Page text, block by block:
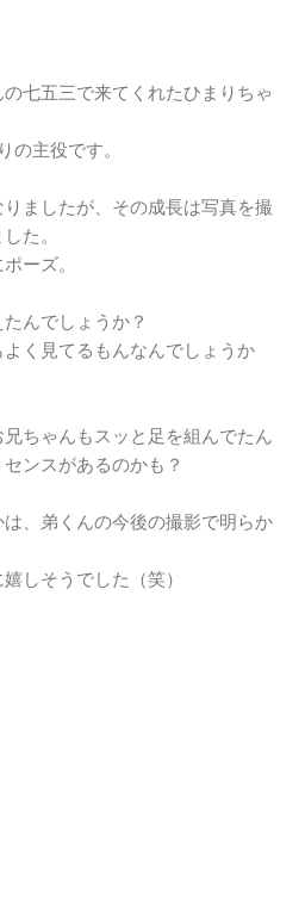
七五三で来てくれたひまりちゃ
の主役です。
ましたが、その成長は写真を撮
た。
ーズ。
んでしょうか？
く見てるもんなんでしょうか
ちゃんもスッと足を組んでたん
ンスがあるのかも？
、弟くんの今後の撮影で明らか
しそうでした（笑）